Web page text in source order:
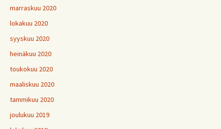
marraskuu 2020
lokakuu 2020
syyskuu 2020
heinäkuu 2020
toukokuu 2020
maaliskuu 2020
tammikuu 2020
joulukuu 2019